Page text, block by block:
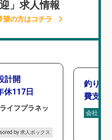
」求人情報
望の方はコチラ
計開
休117日
イフプラネッ
by 求人ボックス
釣り具
費支給
会社名